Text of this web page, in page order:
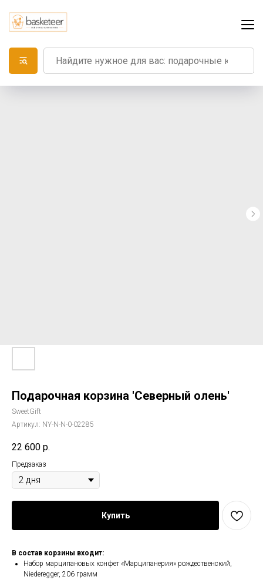
Подарочная корзина 'Северный олень'
SweetGift
Артикул: NY-N-N-0-02285
22 600 р.
Предзаказ
Купить
В состав корзины входит:
Набор марципановых конфет «Марципанерия» рождественский,
Niederegger, 206 грамм